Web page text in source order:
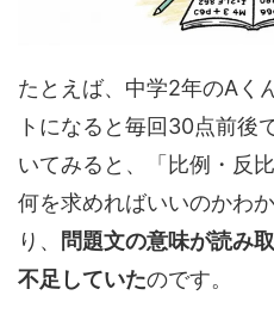
たとえば、中学2年のAく
トになると毎回30点前後
いてみると、「比例・反
何を求めればいいのかわ
り、
問題文の意味が読み
不足していたのです。